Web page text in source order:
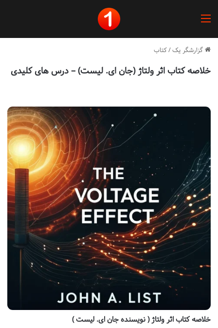
گزارشگر یک/کتاب
خلاصه کتاب اثر ولتاژ (جان ای. لیست) – درس های کلیدی
خلاصه کتاب اثر ولتاژ ( نویسنده جان ای. لیست )